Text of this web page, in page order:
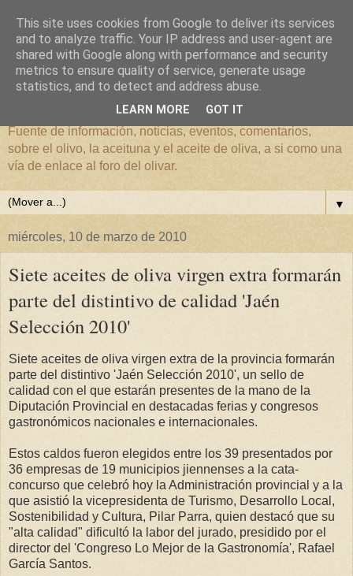
El mundo del Olivar
Fuente de información, noticias, eventos, comentarios,
sobre el olivo, la aceituna y el aceite de oliva, a si como una
vía de enlace al foro del olivar.
▼
miércoles, 10 de marzo de 2010
Siete aceites de oliva virgen extra formarán
parte del distintivo de calidad 'Jaén
Selección 2010'
Siete aceites de oliva virgen extra de la provincia formarán
parte del distintivo 'Jaén Selección 2010', un sello de
calidad con el que estarán presentes de la mano de la
Diputación Provincial en destacadas ferias y congresos
gastronómicos nacionales e internacionales.
Estos caldos fueron elegidos entre los 39 presentados por
36 empresas de 19 municipios jiennenses a la cata-
concurso que celebró hoy la Administración provincial y a la
que asistió la vicepresidenta de Turismo, Desarrollo Local,
Sostenibilidad y Cultura, Pilar Parra, quien destacó que su
"alta calidad" dificultó la labor del jurado, presidido por el
director del 'Congreso Lo Mejor de la Gastronomía', Rafael
García Santos.
This site uses cookies from Google to deliver its services
and to analyze traffic. Your IP address and user-agent are
shared with Google along with performance and security
metrics to ensure quality of service, generate usage
statistics, and to detect and address abuse.
LEARN MORE GOT IT